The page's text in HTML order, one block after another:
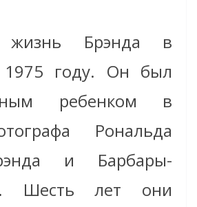
жизнь Брэнда в
1975 году. Он был
ребенком в
Рональда
и Барбары-
Шесть лет они